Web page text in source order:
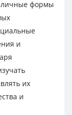
формы
и
их
и